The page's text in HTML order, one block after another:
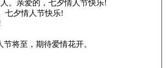
。亲爱的，七夕情人节快乐!
七夕情人节快乐!
将至，期待爱情花开。